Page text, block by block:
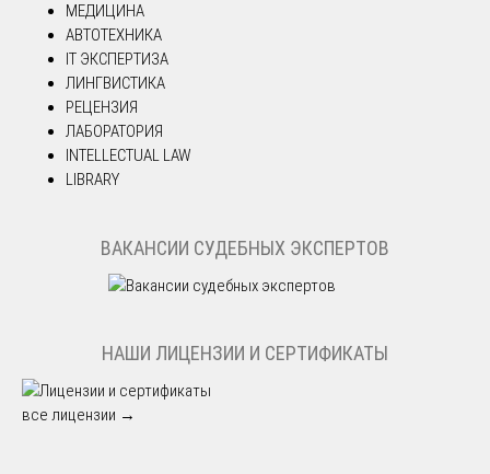
МЕДИЦИНА
АВТОТЕХНИКА
IT ЭКСПЕРТИЗА
ЛИНГВИСТИКА
РЕЦЕНЗИЯ
ЛАБОРАТОРИЯ
INTELLECTUAL LAW
LIBRARY
ВАКАНСИИ СУДЕБНЫХ ЭКСПЕРТОВ
НАШИ ЛИЦЕНЗИИ И СЕРТИФИКАТЫ
все лицензии →